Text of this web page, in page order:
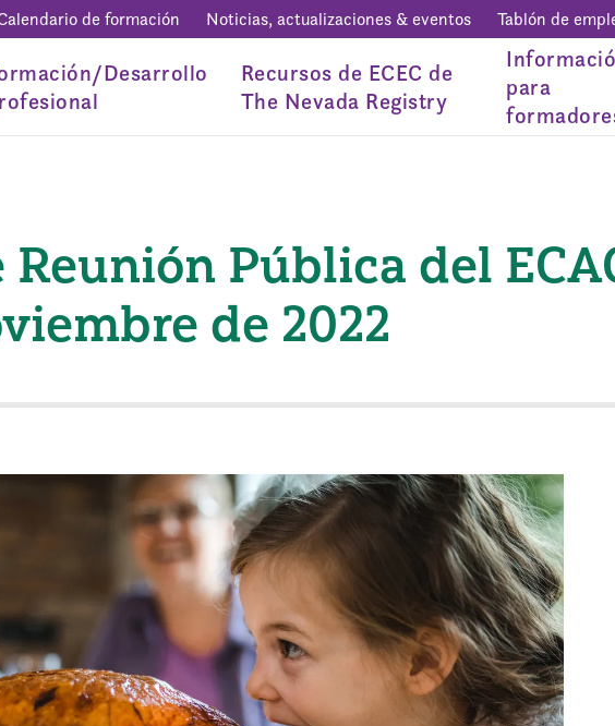
de formación Noticias, actualizaciones & eventos Tablón de
Desarrollo
Recursos de ECEC de
The Nevada Registry
para
Pública del
de 2022